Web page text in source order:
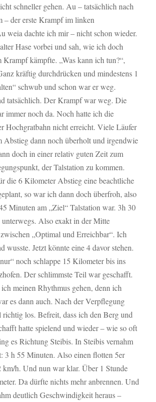
schneller gehen. Au – tatsächlich nach
– der erste Krampf im linken
weia dachte ich mir – nicht schon wieder.
Hase vorbei und sah, wie ich doch
kämpfte. „Was kann ich tun?“,
kräftig durchdrücken und mindestens 1
schwub und schon war er weg.
tatsächlich. Der Krampf war weg. Die
immer noch da. Noch hatte ich die
Hochgratbahn nicht erreicht. Viele Läufer
Abstieg dann noch überholt und irgendwie
doch in einer relativ guten Zeit zum
der Talstation zu kommen.
die 6 Kilometer Abstieg eine beachtliche
so war ich dann doch überfroh, also
Minuten am „Ziel“ Talstation war. 3h 30
Also exakt in der Mitte
zwischen „Optimal und Erreichbar“. Ich
wusste. Jetzt könnte eine 4 davor stehen.
noch schlappe 15 Kilometer bis ins
Der schlimmste Teil war geschafft.
meinen Rhythmus gehen, denn ich
es dann auch. Nach der Verpflegung
richtig los. Befreit, dass ich den Berg und
hatte spielend und wieder – wie so oft
es Richtung Steibis. In Steibis vernahm
3 h 55 Minuten. Also einen flotten 5er
km/h. Und nun war klar. Über 1 Stunde
Da dürfte nichts mehr anbrennen. Und
deutlich Geschwindigkeit heraus –